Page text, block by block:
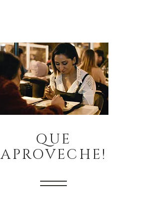
QUE
APROVECHE!